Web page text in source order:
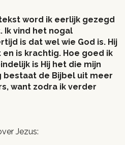
word ik eerlijk gezegd
Ik vind het nogal
is dat wel wie God is. Hij
en is krachtig. Hoe goed ik
is Hij het die mijn
bestaat de Bijbel uit meer
want zodra ik verder
Jezus: